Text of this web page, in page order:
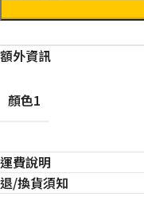
額外資訊
顏色1
運費說明
退/換貨須知